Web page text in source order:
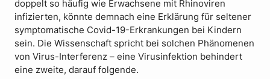
doppelt so häufig wie Erwachsene mit Rhinoviren
infizierten, könnte demnach eine Erklärung für seltener
symptomatische Covid-19-Erkrankungen bei Kindern
sein. Die Wissenschaft spricht bei solchen Phänomenen
von Virus-Interferenz – eine Virusinfektion behindert
eine zweite, darauf folgende.